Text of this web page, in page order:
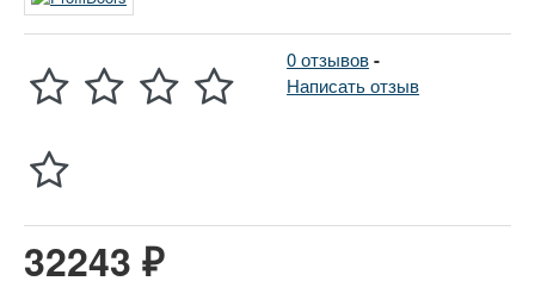
0 отзывов-
Написать отзыв
32243 ₽